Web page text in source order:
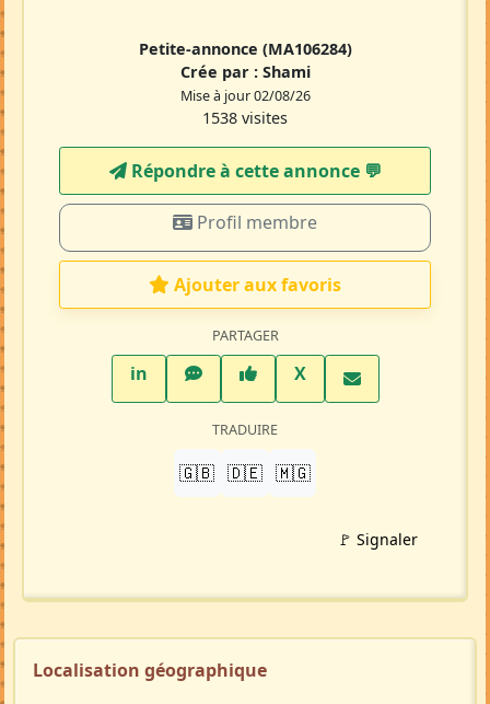
Petite-annonce (MA106284)
Crée par : Shami
Mise à jour 02/08/26
1538 visites
Répondre à cette annonce 💬​
Profil membre
Ajouter aux favoris
PARTAGER
inLinkedInWhatsAppFacebook
XTwitter X
TRADUIRE
🇬🇧 🇩🇪 🇲🇬
🚩 Signaler
Localisation géographique